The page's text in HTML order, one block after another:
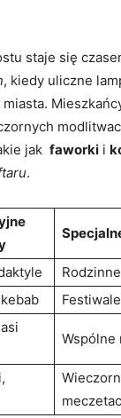
staje się
, ⁢kiedy uliczne
⁤jak
faworki i
.
Wspólne